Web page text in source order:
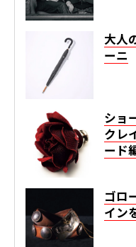
大人
ーニ
ショ
クレ
ード
ゴロ
イン